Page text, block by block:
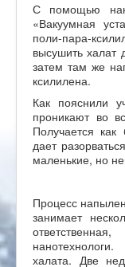
С помощью
«Вакуумная
поли-пара-
высушить халат
затем там же
ксилилена.
Как пояснили
проникают во
Получается
дает
маленькие, но
Процесс
занимает
халата. Две